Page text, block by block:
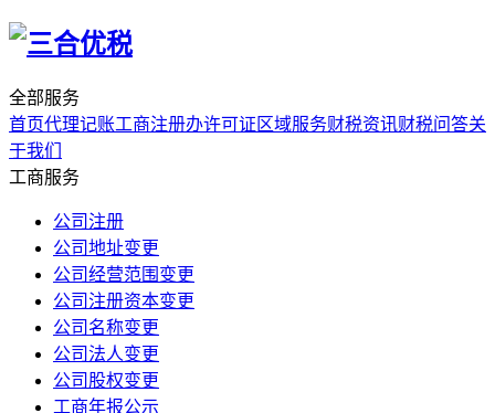
全部服务
首页代理记账工商注册办许可证 区域服务财税资讯财税问答关
于我们
工商服务
公司注册
公司地址变更
公司经营范围变更
公司注册资本变更
公司名称变更
公司法人变更
公司股权变更
工商年报公示